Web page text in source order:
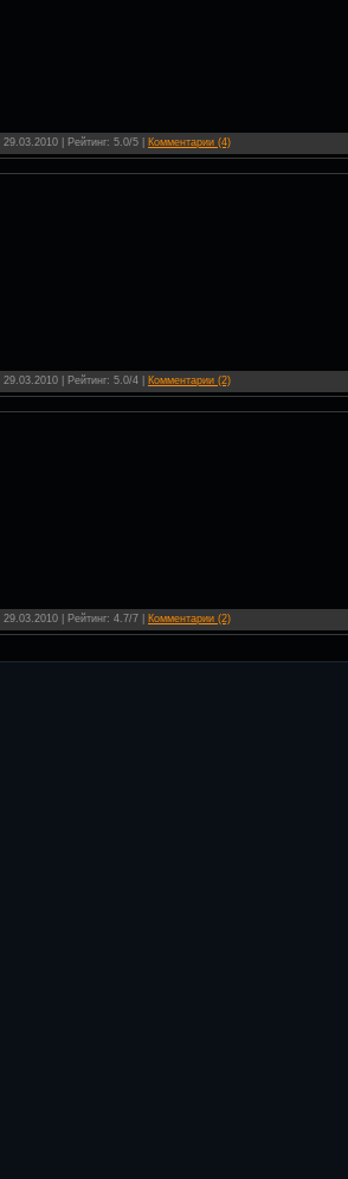
29.03.2010 | Рейтинг: 5.0/5 | Комментарии (4)
29.03.2010 | Рейтинг: 5.0/4 | Комментарии (2)
29.03.2010 | Рейтинг: 4.7/7 | Комментарии (2)